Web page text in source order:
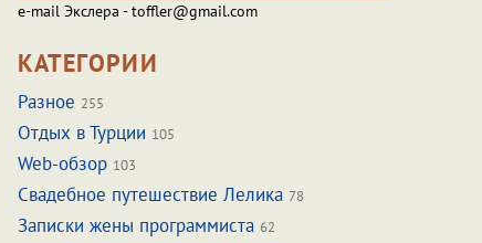
e-mail Экслера - toffler@gmail.com
КАТЕГОРИИ
Разное 255
Отдых в Турции 105
Web-обзор 103
Свадебное путешествие Лелика 78
Записки жены программиста 62